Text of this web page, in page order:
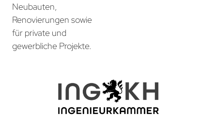
Neubauten,
Renovierungen sowie
für private und
gewerbliche Projekte.